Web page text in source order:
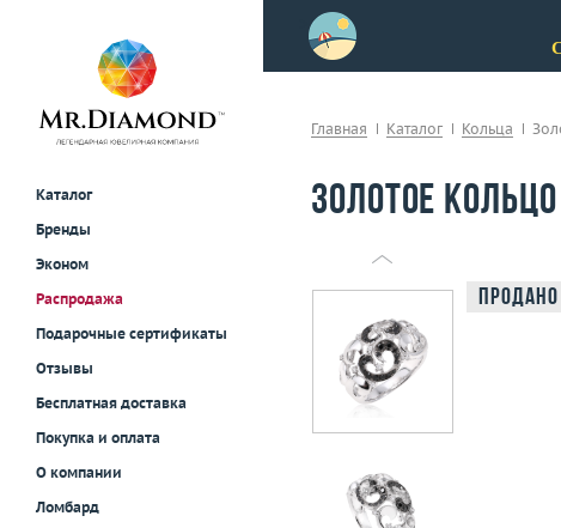
Каталог
Бренды
Эконом
Распродажа
Подарочные сертификаты
Отзывы
Бесплатная доставка
Покупка и оплата
О компании
Ломбард
примерки!
Главная Каталог Кольца
Золотое
Продано